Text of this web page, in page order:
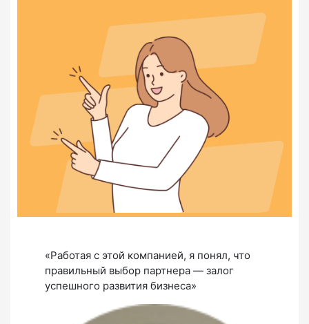
«Работая с этой компанией, я понял, что
правильный выбор партнера — залог
успешного развития бизнеса»